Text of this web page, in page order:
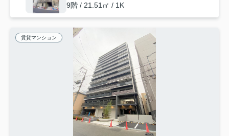
9階 / 21.51㎡ / 1K
賃貸マンション